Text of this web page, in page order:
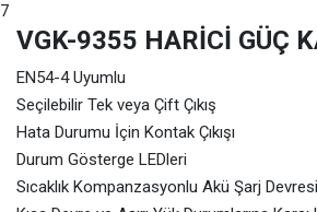
7
VGK-9355 HARİCİ GÜÇ
EN54-4 Uyumlu
Seçilebilir Tek veya Çift Çıkış
Hata Durumu İçin Kontak Çıkışı
Durum Gösterge LEDleri
Sıcaklık Kompanzasyonlu Akü Şarj Devresi